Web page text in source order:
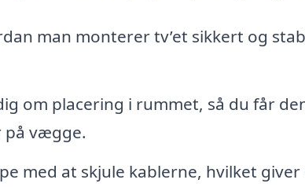
man monterer tv’et sikkert og
om placering i rummet, så du får
på vægge.
med at skjule kablerne, hvilket giver